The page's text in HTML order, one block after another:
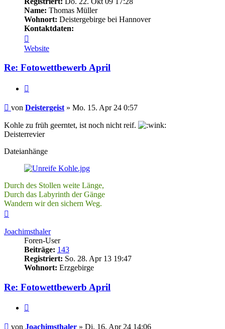
Name: Thomas Müller
Wohnort: Deistergebirge bei Hannover
Kontaktdaten:
von
Deistergeist
Website
Re: Fotowettbewerb April
Beitrag
von Deistergeist » Mo. 15. Apr 24 0:57
Kohle zu früh geerntet, ist noch nicht reif.
Deisterrevier
Dateianhänge
Durch des Stollen weite Länge,
Durch das Labyrinth der Gänge
Wandern wir den sichern Weg.
Joachimsthaler
Foren-User
Beiträge: 143
Registriert: So. 28. Apr 13 19:47
Wohnort: Erzgebirge
Re: Fotowettbewerb April
Beitrag
von Joachimsthaler » Di. 16. Apr 24 14:06